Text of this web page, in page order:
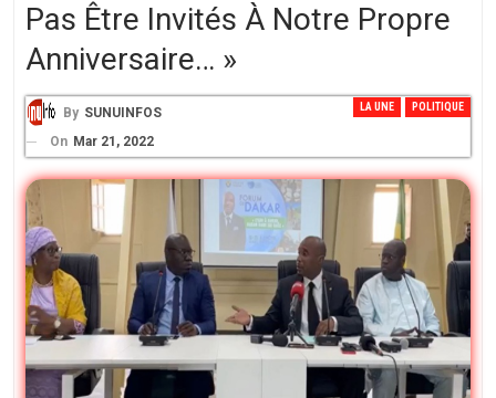
Pas Être Invités À Notre Propre
Anniversaire… »
LA UNE POLITIQUE
By SUNUINFOS
On Mar 21, 2022